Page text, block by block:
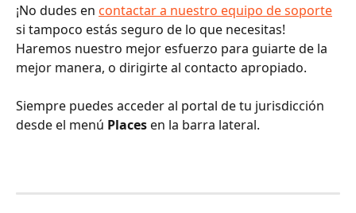
¡No dudes en contactar a nuestro equipo de soporte
si tampoco estás seguro de lo que necesitas!
Haremos nuestro mejor esfuerzo para guiarte de la
mejor manera, o dirigirte al contacto apropiado.
Siempre puedes acceder al portal de tu jurisdicción
desde el menú Places en la barra lateral.